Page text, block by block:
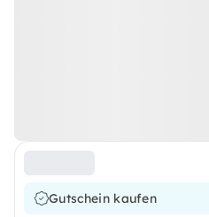
Gutschein kaufen